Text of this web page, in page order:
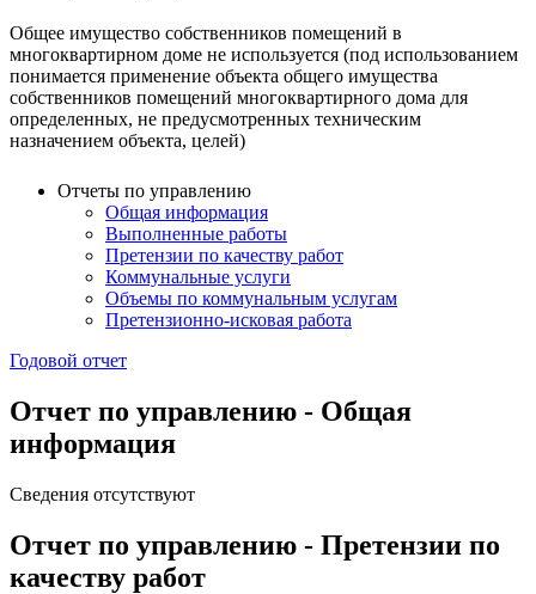
Общее имущество собственников помещений в
многоквартирном доме не используется (под использованием
понимается применение объекта общего имущества
собственников помещений многоквартирного дома для
определенных, не предусмотренных техническим
назначением объекта, целей)
Отчеты по управлению
Общая информация
Выполненные работы
Претензии по качеству работ
Коммунальные услуги
Объемы по коммунальным услугам
Претензионно-исковая работа
Годовой отчет
Отчет по управлению - Общая
информация
Сведения отсутствуют
Отчет по управлению - Претензии по
качеству работ